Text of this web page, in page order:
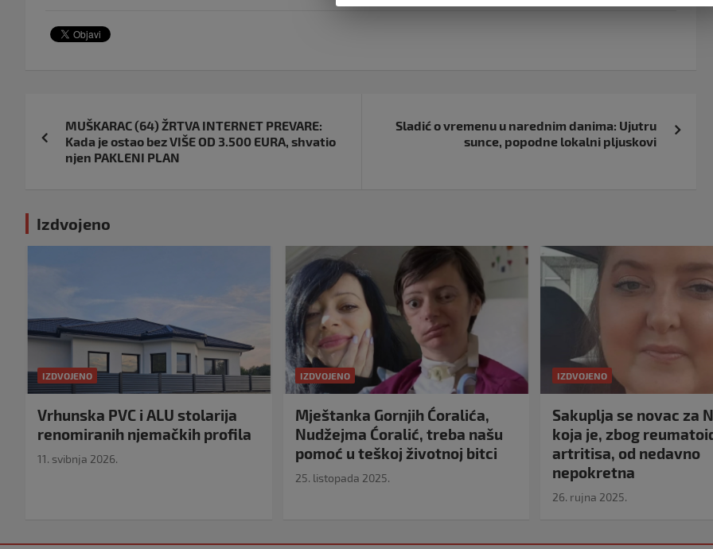
objava
MUŠKARAC (64) ŽRTVA INTERNET PREVARE:
Kada je ostao bez VIŠE OD 3.500 EURA, shvatio
njen PAKLENI PLAN
Sladić o vremenu u narednim danima: Ujutru
sunce, popodne lokalni pljuskovi
Izdvojeno
IZDVOJENO
Vrhunska PVC i ALU stolarija
renomiranih njemačkih profila
11. svibnja 2026.
IZDVOJENO
Mještanka Gornjih Ćoralića,
Nudžejma Ćoralić, treba našu
pomoć u teškoj životnoj bitci
25. listopada 2025.
IZDVOJENO
Sakuplja se novac za
koja je, zbog
artritisa, od nedavno
nepokretna
26. rujna 2025.